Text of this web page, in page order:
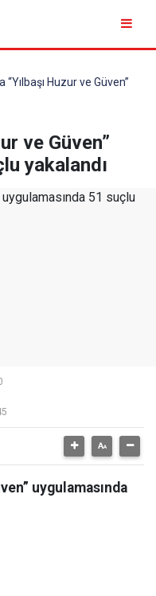
Huzur ve Güven”
ve Güven”
yakalandı
uygulamasında